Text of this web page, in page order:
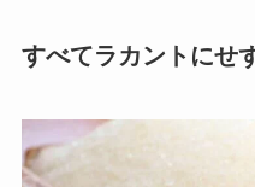
すべてラカントにせ